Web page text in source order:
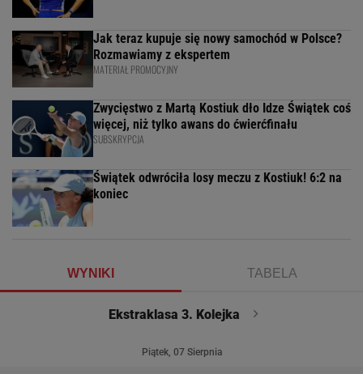
Jak teraz kupuje się nowy samochód w Polsce?
Rozmawiamy z ekspertem
MATERIAŁ PROMOCYJNY
Zwycięstwo z Martą Kostiuk dło Idze Świątek coś
więcej, niż tylko awans do ćwierćfinału
SUBSKRYPCJA
Świątek odwróciła losy meczu z Kostiuk! 6:2 na
koniec
WYNIKI TABELA
Ekstraklasa 3. Kolejka
Piątek, 07 Sierpnia